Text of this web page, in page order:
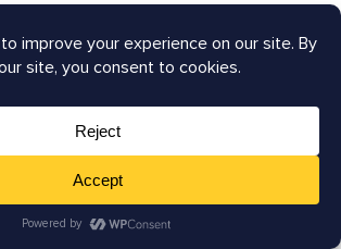
respuestas sobre cómo
de rebote
de rebote baja es lo mismo que un
se aplican varios principios. Las
a los usuarios presentan contenido
organizado, fácil de escanear y que